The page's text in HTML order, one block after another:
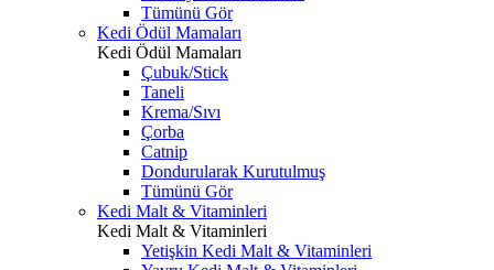
Tümünü Gör
Kedi Ödül Mamaları
Kedi Ödül Mamaları
Çubuk/Stick
Taneli
Krema/Sıvı
Çorba
Catnip
Dondurularak Kurutulmuş
Tümünü Gör
Kedi Malt & Vitaminleri
Kedi Malt & Vitaminleri
Yetişkin Kedi Malt & Vitaminleri